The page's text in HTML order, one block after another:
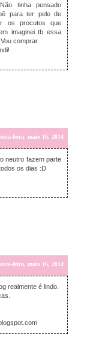
tinha pensado
para ter pele de
os procutos que
imaginei tb essa
comprar.
feira, maio 16, 2014
neutro fazem parte
os dias :D
feira, maio 16, 2014
realmente é lindo.